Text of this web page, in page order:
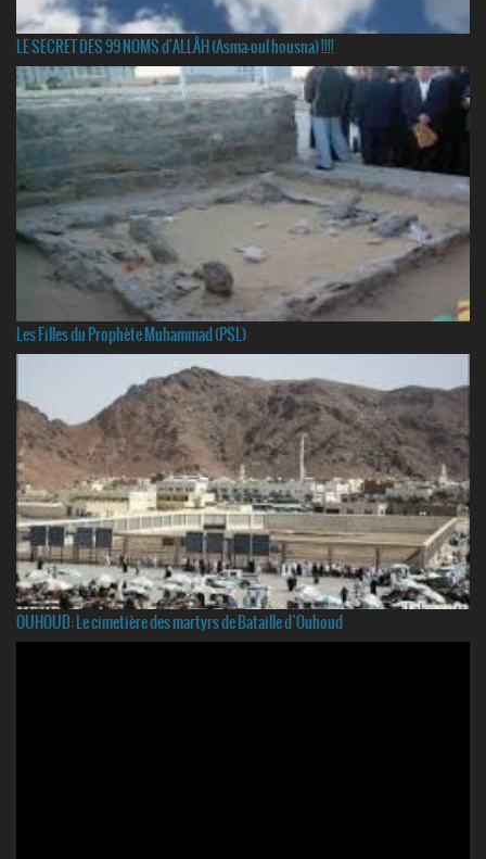
LE SECRET DES 99 NOMS d'ALLÂH (Asma-oul housna) !!!!
Les Filles du Prophète Muhammad (PSL)
OUHOUD: Le cimetière des martyrs de Bataille d`Ouhoud